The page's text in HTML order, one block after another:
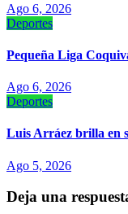
Ago 6, 2026
Deportes
‎Pequeña Liga
Ago 6, 2026
Deportes
Luis Arráez brilla en
Ago 5, 2026
Deja una